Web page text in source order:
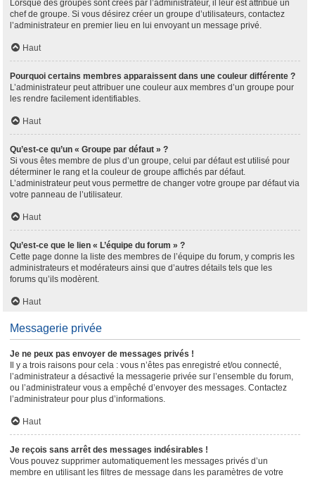
Lorsque des groupes sont créés par l’administrateur, il leur est attribué un
chef de groupe. Si vous désirez créer un groupe d’utilisateurs, contactez
l’administrateur en premier lieu en lui envoyant un message privé.
Haut
Pourquoi certains membres apparaissent dans une couleur différente ?
L’administrateur peut attribuer une couleur aux membres d’un groupe pour
les rendre facilement identifiables.
Haut
Qu’est-ce qu’un « Groupe par défaut » ?
Si vous êtes membre de plus d’un groupe, celui par défaut est utilisé pour
déterminer le rang et la couleur de groupe affichés par défaut.
L’administrateur peut vous permettre de changer votre groupe par défaut via
votre panneau de l’utilisateur.
Haut
Qu’est-ce que le lien « L’équipe du forum » ?
Cette page donne la liste des membres de l’équipe du forum, y compris les
administrateurs et modérateurs ainsi que d’autres détails tels que les
forums qu’ils modèrent.
Haut
Messagerie privée
Je ne peux pas envoyer de messages privés !
Il y a trois raisons pour cela : vous n’êtes pas enregistré et/ou connecté,
l’administrateur a désactivé la messagerie privée sur l’ensemble du forum,
ou l’administrateur vous a empêché d’envoyer des messages. Contactez
l’administrateur pour plus d’informations.
Haut
Je reçois sans arrêt des messages indésirables !
Vous pouvez supprimer automatiquement les messages privés d’un
membre en utilisant les filtres de message dans les paramètres de votre